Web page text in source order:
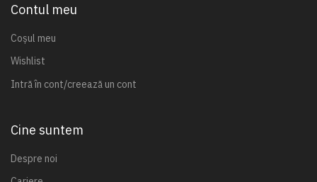
Contul meu
Coșul meu
Wishlist
Intră în cont/creează un cont
Cine suntem
Despre noi